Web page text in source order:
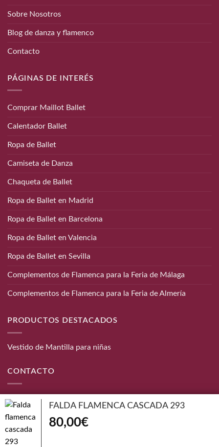
Sobre Nosotros
Blog de danza y flamenco
Contacto
PÁGINAS DE INTERÉS
Comprar Maillot Ballet
Calentador Ballet
Ropa de Ballet
Camiseta de Danza
Chaqueta de Ballet
Ropa de Ballet en Madrid
Ropa de Ballet en Barcelona
Ropa de Ballet en Valencia
Ropa de Ballet en Sevilla
Complementos de Flamenca para la Feria de Málaga
Complementos de Flamenca para la Feria de Almería
PRODUCTOS DESTACADOS
Vestido de Mantilla para niñas
CONTACTO
Teléfono:
656 872 190
Email:info@danzaymas.com
FALDA FLAMENCA CASCADA 293
80,00€